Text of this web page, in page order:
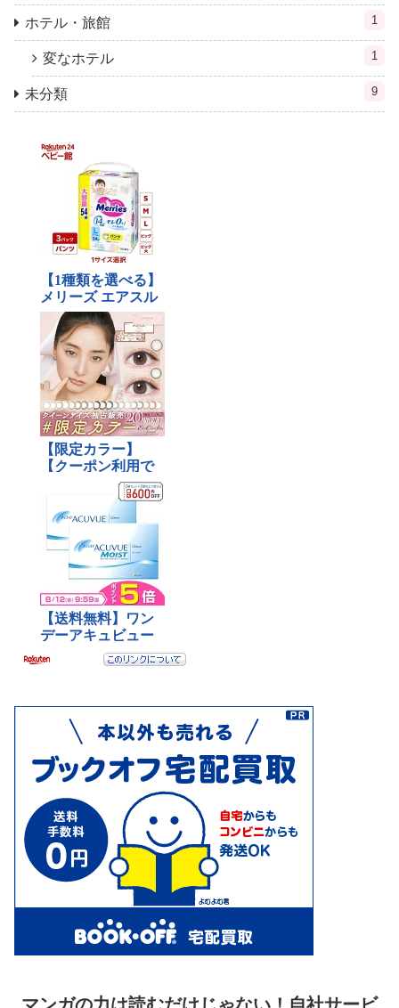
ホテル・旅館 1
変なホテル 1
未分類 9
マンガの力は読むだけじゃない！自社サービ